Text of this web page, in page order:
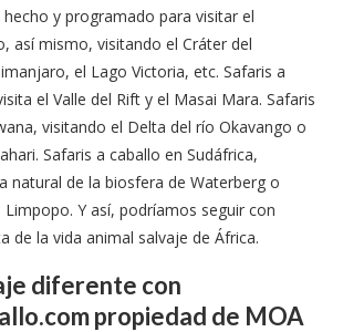
y programado para visitar el
así mismo, visitando el Cráter del
el Lago Victoria, etc. Safaris a
el Valle del Rift y el Masai Mara. Safaris
visitando el Delta del río Okavango o
Safaris a caballo en Sudáfrica,
natural de la biosfera de Waterberg o
Y así, podríamos seguir con
de la vida animal salvaje de África.
diferente con
propiedad de MOA